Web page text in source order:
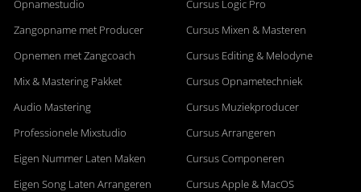
Opnamestudio
Zangopname met Producer
Opnemen met Zangcoach
Mix & Mastering Pakket
Audio Mastering
Professionele Mixstudio
Eigen Nummer Laten Maken
Eigen Song Laten Arrangeren
Cursus Logic Pro
Cursus Mixen & Masteren
Cursus Editing & Melodyne
Cursus Opnametechniek
Cursus Muziekproducer
Cursus Arrangeren
Cursus Componeren
Cursus Apple & MacOS